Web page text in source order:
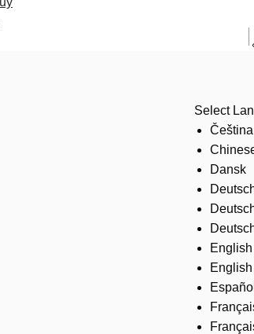
Select
Čeština
Dansk
English
Español